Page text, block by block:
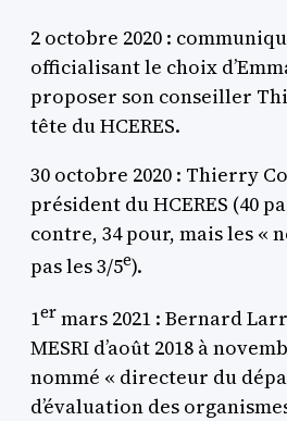
2 octobre 2020 :
officialisant le choix
proposer son conseiller
tête du HCERES.
30 octobre 2020 : Thierry
président du HCERES (40
contre, 34 pour, mais les «
pas les 3/5e).
1ermars 2021 : Bernard
MESRI d’août 2018 à
nommé « directeur du
d’évaluation des